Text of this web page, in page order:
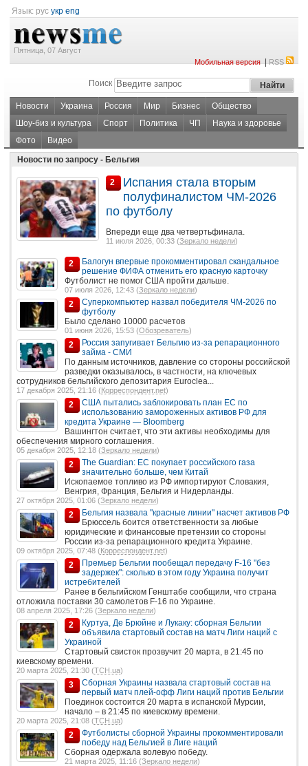
Язык: рус укр eng
Пятница, 07 Август
Мобильная версия|RSS
Поиск
Новости Украина Россия Мир Бизнес
Общество
Шоу-биз и культура
Спорт Политика ЧП
Наука и здоровье
Фото
Видео
Новости по запросу - Бельгия
2
Испания стала вторым
полуфиналистом ЧМ-2026
по футболу
Впереди еще два четвертьфинала.
11 июля 2026, 00:33 (Зеркало недели)
2
Балогун впервые прокомментировал скандальное
решение ФИФА отменить его красную карточку
Футболист не помог США пройти дальше.
07 июля 2026, 12:43 (Зеркало недели)
2
Суперкомпьютер назвал победителя ЧМ-2026 по
футболу
Было сделано 10000 расчетов
01 июня 2026, 15:53 (Обозреватель)
2
Россия запугивает Бельгию из-за репарационного
займа - СМИ
По данным источников, давление со стороны российской
разведки оказывалось, в частности, на ключевых
сотрудников бельгийского депозитария Euroclea...
17 декабря 2025, 21:16 (Корреспондент.net)
2
США пытались заблокировать план ЕС по
использованию замороженных активов РФ для
кредита Украине — Bloomberg
Вашингтон считает, что эти активы необходимы для
обеспечения мирного соглашения.
05 декабря 2025, 12:18 (Зеркало недели)
2
The Guardian: ЕС покупает российского газа
значительно больше, чем Китай
Ископаемое топливо из РФ импортируют Словакия,
Венгрия, Франция, Бельгия и Нидерланды.
27 октября 2025, 01:06 (Зеркало недели)
2
Бельгия назвала "красные линии" насчет активов РФ
Брюссель боится ответственности за любые
юридические и финансовые претензии со стороны
России из-за репарационного кредита Украине.
09 октября 2025, 07:48 (Корреспондент.net)
2
Премьер Бельгии пообещал передачу F-16 "без
задержек": сколько в этом году Украина получит
истребителей
Ранее в бельгийском Генштабе сообщили, что страна
отложила поставки 30 самолетов F-16 по Украине.
08 апреля 2025, 17:26 (Зеркало недели)
2
Куртуа, Де Брюйне и Лукаку: сборная Бельгии
объявила стартовый состав на матч Лиги наций с
Украиной
Стартовый свисток прозвучит 20 марта, в 21:45 по
киевскому времени.
20 марта 2025, 21:30 (ТСН.ua)
3
Сборная Украины назвала стартовый состав на
первый матч плей-офф Лиги наций против Бельгии
Поединок состоится 20 марта в испанской Мурсии,
начало – в 21:45 по киевскому времени.
20 марта 2025, 21:08 (ТСН.ua)
2
Футболисты сборной Украины прокомментировали
победу над Бельгией в Лиге наций
Сборная одержала волевую победу.
21 марта 2025, 11:16 (Зеркало недели)